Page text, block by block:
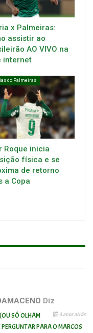
x Palmeiras:
assistir ao
AO VIVO na
internet
do Palmeiras
Roque inicia
física e se
de retorno
a Copa
Diz
3 anos atrás
SÓ OLHAM
PARA O MARCOS